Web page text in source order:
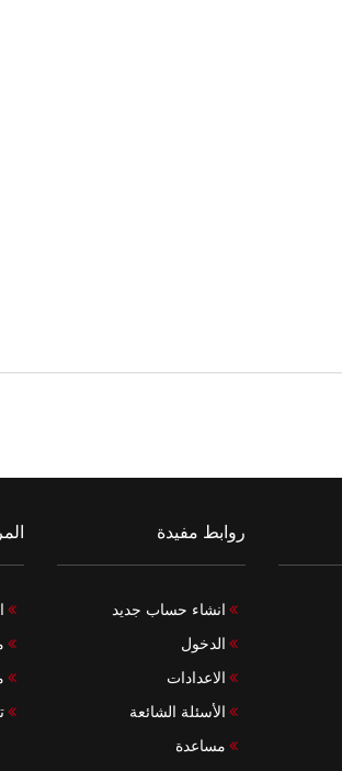
روابط مفيدة
انشاء حساب جديد
الدخول
الاعدادات
الأسئلة الشائعة
مساعدة